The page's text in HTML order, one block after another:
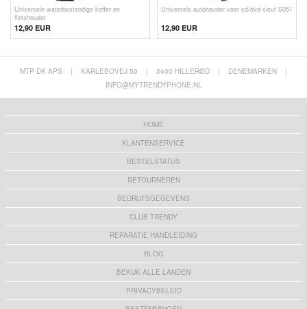
Universele waterbestendige koffer en
fietshouder
12,90 EUR
Universele autohouder voor cd/dvd-sleuf S051
12,90 EUR
MTP DK APS | KARLEBOVEJ 59 | 3400 HILLERØD | DENEMARKEN
|
INFO@MYTRENDYPHONE.NL
HOME
KLANTENSERVICE
BESTELSTATUS
RETOURNEREN
BEDRIJFSGEGEVENS
CLUB TRENDY
REPARATIE HANDLEIDING
BLOG
BEKIJK ALLE LANDEN
PRIVACYBELEID